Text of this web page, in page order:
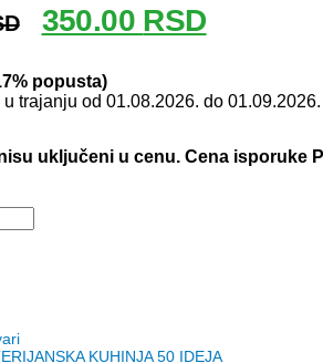
350.00 RSD
popusta)
trajanju od 01.08.2026. do
uključeni u cenu. Cena isporuke
KUHINJA 50 IDEJA